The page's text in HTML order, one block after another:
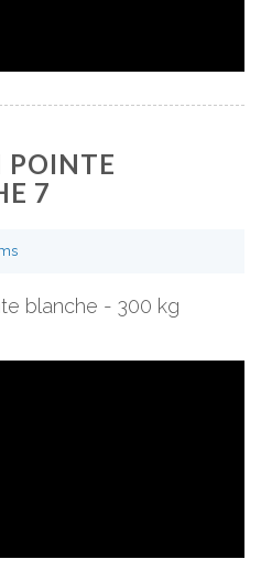
POINTE
7
blanche - 300 kg